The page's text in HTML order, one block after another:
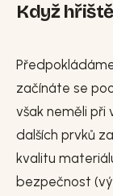
Když
začínáte se
však neměli při
dalších prvků
kvalitu
bezpečnost